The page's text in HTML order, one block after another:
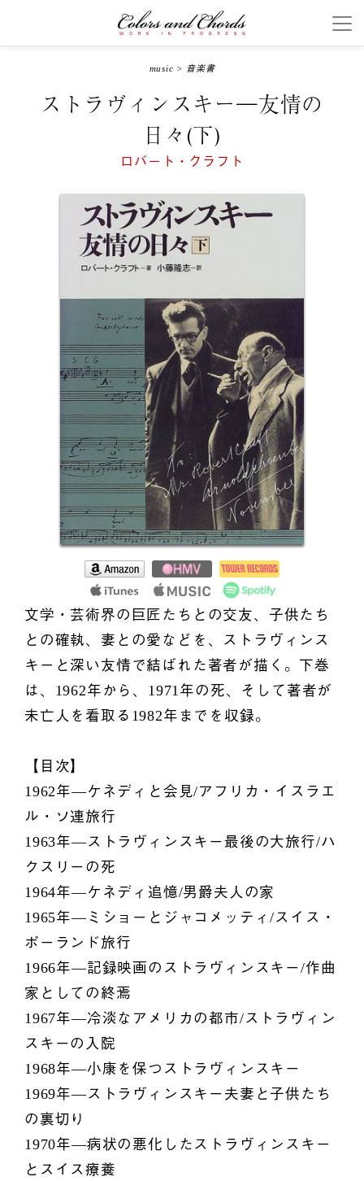
music > 音楽書
ストラヴィンスキー―友情の
日々(下)
ロバート・クラフト
文学・芸術界の巨匠たちとの交友、子供たち
との確執、妻との愛などを、ストラヴィンス
キーと深い友情で結ばれた著者が描く。下巻
は、1962年から、1971年の死、そして著者が
未亡人を看取る1982年までを収録。
【目次】
1962年―ケネディと会見/アフリカ・イスラエ
ル・ソ連旅行
1963年―ストラヴィンスキー最後の大旅行/ハ
クスリーの死
1964年―ケネディ追憶/男爵夫人の家
1965年―ミショーとジャコメッティ/スイス・
ポーランド旅行
1966年―記録映画のストラヴィンスキー/作曲
家としての終焉
1967年―冷淡なアメリカの都市/ストラヴィン
スキーの入院
1968年―小康を保つストラヴィンスキー
1969年―ストラヴィンスキー夫妻と子供たち
の裏切り
1970年―病状の悪化したストラヴィンスキー
とスイス療養